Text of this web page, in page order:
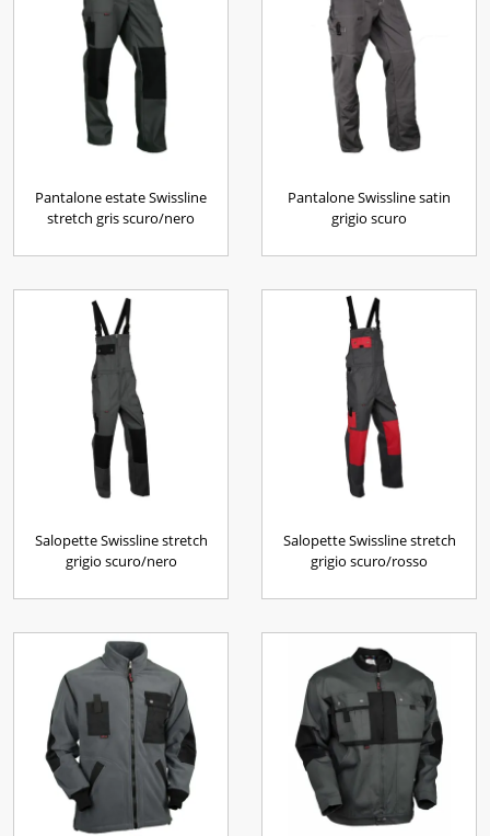
Pantalone estate Swissline
stretch gris scuro/nero
Pantalone Swissline satin
grigio scuro
Salopette Swissline stretch
grigio scuro/nero
Salopette Swissline stretch
grigio scuro/rosso